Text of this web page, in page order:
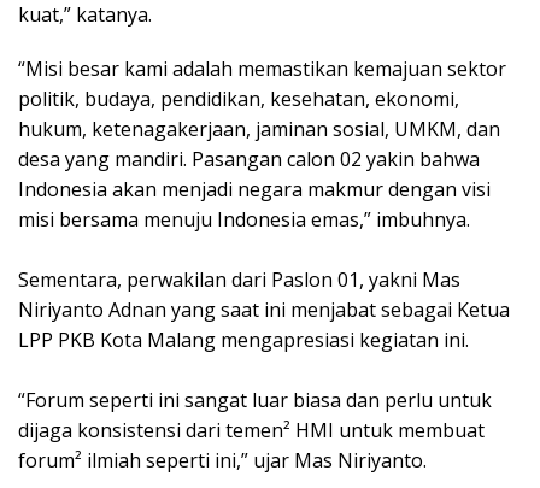
kuat,” katanya.
“Misi besar kami adalah memastikan kemajuan sektor
politik, budaya, pendidikan, kesehatan, ekonomi,
hukum, ketenagakerjaan, jaminan sosial, UMKM, dan
desa yang mandiri. Pasangan calon 02 yakin bahwa
Indonesia akan menjadi negara makmur dengan visi
misi bersama menuju Indonesia emas,” imbuhnya.
Sementara, perwakilan dari Paslon 01, yakni Mas
Niriyanto Adnan yang saat ini menjabat sebagai Ketua
LPP PKB Kota Malang mengapresiasi kegiatan ini.
“Forum seperti ini sangat luar biasa dan perlu untuk
dijaga konsistensi dari temen² HMI untuk membuat
forum² ilmiah seperti ini,” ujar Mas Niriyanto.